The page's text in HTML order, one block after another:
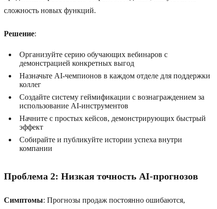
сложность новых функций.
Решение:
Организуйте серию обучающих вебинаров с
демонстрацией конкретных выгод
Назначьте AI-чемпионов в каждом отделе для поддержки
коллег
Создайте систему геймификации с вознаграждением за
использование AI-инструментов
Начните с простых кейсов, демонстрирующих быстрый
эффект
Собирайте и публикуйте истории успеха внутри
компании
Проблема 2: Низкая точность AI-прогнозов
Симптомы: Прогнозы продаж постоянно ошибаются,